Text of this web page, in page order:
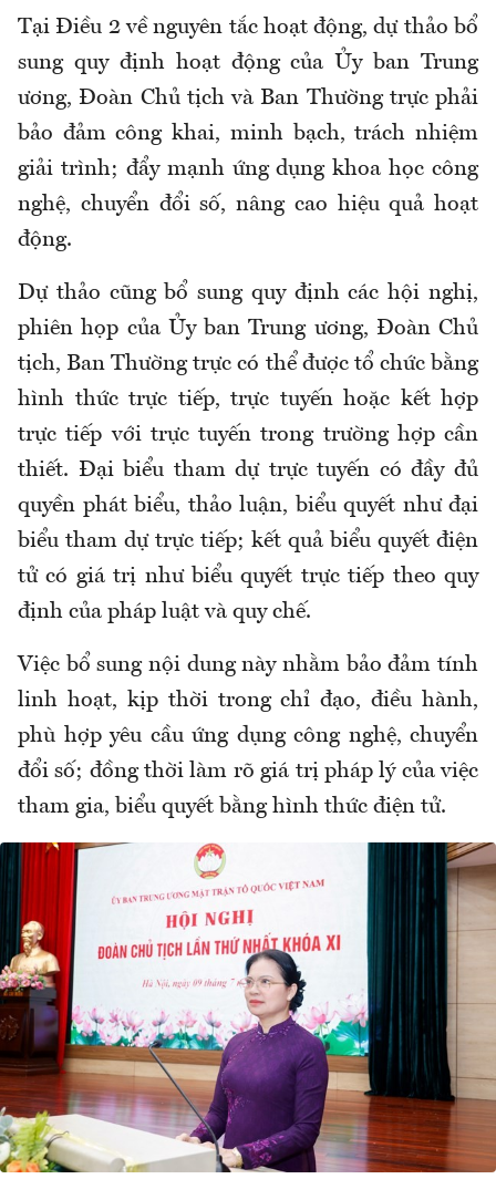
Tại Điều 2 về nguyên tắc hoạt động, dự thảo bổ
sung quy định hoạt động của Ủy ban Trung
ương, Đoàn Chủ tịch và Ban Thường trực phải
bảo đảm công khai, minh bạch, trách nhiệm
giải trình; đẩy mạnh ứng dụng khoa học công
nghệ, chuyển đổi số, nâng cao hiệu quả hoạt
động.
Dự thảo cũng bổ sung quy định các hội nghị,
phiên họp của Ủy ban Trung ương, Đoàn Chủ
tịch, Ban Thường trực có thể được tổ chức bằng
hình thức trực tiếp, trực tuyến hoặc kết hợp
trực tiếp với trực tuyến trong trường hợp cần
thiết. Đại biểu tham dự trực tuyến có đầy đủ
quyền phát biểu, thảo luận, biểu quyết như đại
biểu tham dự trực tiếp; kết quả biểu quyết điện
tử có giá trị như biểu quyết trực tiếp theo quy
định của pháp luật và quy chế.
Việc bổ sung nội dung này nhằm bảo đảm tính
linh hoạt, kịp thời trong chỉ đạo, điều hành,
phù hợp yêu cầu ứng dụng công nghệ, chuyển
đổi số; đồng thời làm rõ giá trị pháp lý của việc
tham gia, biểu quyết bằng hình thức điện tử.